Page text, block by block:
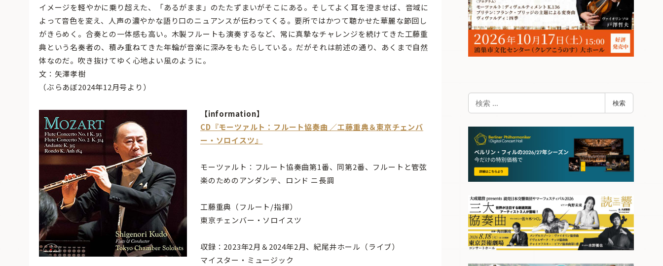
イメージを軽やかに乗り超えた、「あるがまま」のたたずまいがそこにある。そしてよく耳を澄ませば、音域に
よって音色を変え、人声の濃やかな語り口のニュアンスが伝わってくる。要所ではかつて聴かせた華麗な節回し
がきらめく。合奏との一体感も高い。木製フルートも演奏するなど、常に真摯なチャレンジを続けてきた工藤重
典という名奏者の、積み重ねてきた年輪が音楽に深みをもたらしている。だがそれは前述の通り、あくまで自然
体なのだ。吹き抜けてゆく心地よい風のように。
文：矢澤孝樹
（ぶらあぼ2024年12月号より）
【information】
CD『モーツァルト：フルート協奏曲 ／工藤重典＆東京チェンバ
ー・ソロイスツ』
モーツァルト：フルート協奏曲第1番、同第2番、フルートと管弦
楽のためのアンダンテ、ロンド ニ長調
工藤重典（フルート/指揮）
東京チェンバー・ソロイスツ
収録：2023年2月＆2024年2月、紀尾井ホール（ライブ）
マイスター・ミュージック
検
索
検索